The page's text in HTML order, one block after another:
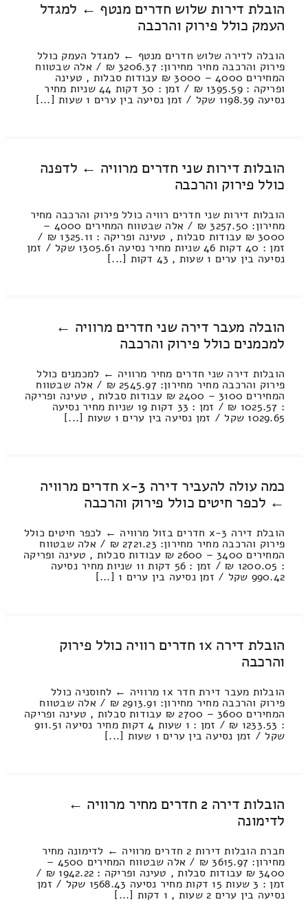
הובלת דירות שלוש חדרים מנטף ← למגדל
העמק כולל פירוק והרכבה
הובלה לדירה שלוש חדרים מנטף ← למגדל העמק כולל
פירוק והרכבה מחיר מחירון: 3206.37 ₪ / אלה שבטווח
המחירים 4000 – 3000 ₪ עבודות סבלות , טעינה
ופריקה : 1395.59 ₪ / זמן : 30 דקות 44 שניות מחיר
נסיעה 1198.39 שקל / זמן נסיעה בין ערים 1 שעות [...]
הובלות דירות שני חדרים מרוויה ← לדפנה
כולל פירוק והרכבה
הובלות דירות שני חדרים רוויה כולל פירוק והרכבה מחיר
מחירון: 3257.50 ₪ / אלה שבטווח המחירים 4000 –
3000 ₪ עבודות סבלות , טעינה ופריקה : 1325.11 ₪ /
זמן : 40 דקות 46 שניות מחיר נסיעה 1305.61 שקל / זמן
נסיעה בין ערים 1 שעות , 43 דקות [...]
הובלה מעבר דירה שני חדרים מרוויה ←
למכמנים כולל פירוק והרכבה
הובלות דירה שני חדרים מחיר מרוויה ← למכמנים כולל
פירוק והרכבה מחיר מחירון: 2545.97 ₪ / אלה שבטווח
המחירים 3100 – 2400 ₪ עבודות סבלות , טעינה ופריקה
: 1025.57 ₪ / זמן : 33 דקות 19 שניות מחיר נסיעה
1029.65 שקל / זמן נסיעה בין ערים 1 שעות [...]
כמה עולה להעביר דירה 3-x חדרים מרוויה
← לכפר חיטים כולל פירוק והרכבה
הובלת דירה 3-x חדרים בזול מרוויה ← לכפר חיטים כולל
פירוק והרכבה מחיר מחירון: 2721.23 ₪ / אלה שבטווח
המחירים 3400 – 2600 ₪ עבודות סבלות , טעינה ופריקה
: 1200.05 ₪ / זמן : 56 דקות 11 שניות מחיר נסיעה
990.42 שקל / זמן נסיעה בין ערים 1 [...]
הובלת דירה 1x חדרים רוויה כולל פירוק
והרכבה
הובלות מעבר דירת חדר 1x מרוויה ← לחוסניה כולל
פירוק והרכבה מחיר מחירון: 2913.91 ₪ / אלה שבטווח
המחירים 3600 – 2700 ₪ עבודות סבלות , טעינה ופריקה
: 1233.53 ₪ / זמן : 1 שעות 4 דקות מחיר נסיעה 911.51
שקל / זמן נסיעה בין ערים 1 שעות [...]
הובלות דירה 2 חדרים מחיר מרוויה ←
לדימונה
חברת הובלות דירות 2 חדרים מרוויה ← לדימונה מחיר
מחירון: 3615.97 ₪ / אלה שבטווח המחירים 4500 –
3400 ₪ עבודות סבלות , טעינה ופריקה : 1942.22 ₪ /
זמן : 3 שעות 15 דקות מחיר נסיעה 1568.43 שקל / זמן
נסיעה בין ערים 2 שעות , 1 דקות [...]